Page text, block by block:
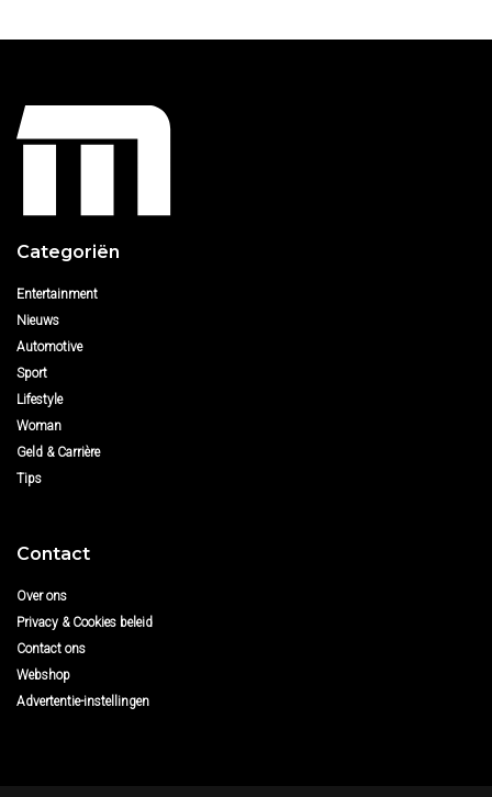
Categoriën
Entertainment
Nieuws
Automotive
Sport
Lifestyle
Woman
Geld & Carrière
Tips
Contact
Over ons
Privacy & Cookies beleid
Contact ons
Webshop
Advertentie-instellingen